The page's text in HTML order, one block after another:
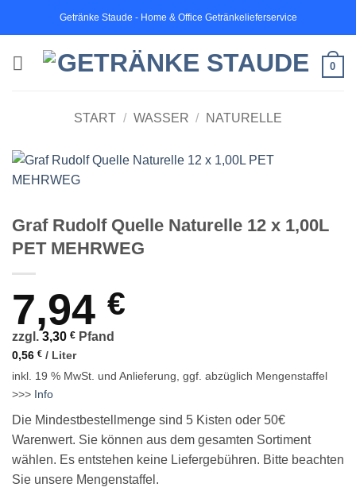
springen
Getränke Staude - Home & Office Getränkelieferservice
0
START / WASSER / NATURELLE
Graf Rudolf Quelle Naturelle 12 x 1,00L
PET MEHRWEG
7,94 €
zzgl. 3,30 € Pfand
0,56 € / Liter
inkl. 19 % MwSt. und Anlieferung, ggf. abzüglich Mengenstaffel
>>> Info
Die Mindestbestellmenge sind 5 Kisten oder 50€
Warenwert. Sie können aus dem gesamten Sortiment
wählen. Es entstehen keine Liefergebühren. Bitte beachten
Sie unsere Mengenstaffel.